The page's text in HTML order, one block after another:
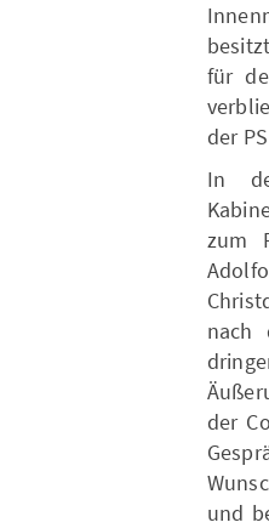
für
der
In
zum
nach
der
und